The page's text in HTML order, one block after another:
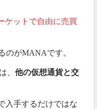
ケットで自由に売買
のがMANAです。
、 他の仮想通貨と交
入手するだけではな